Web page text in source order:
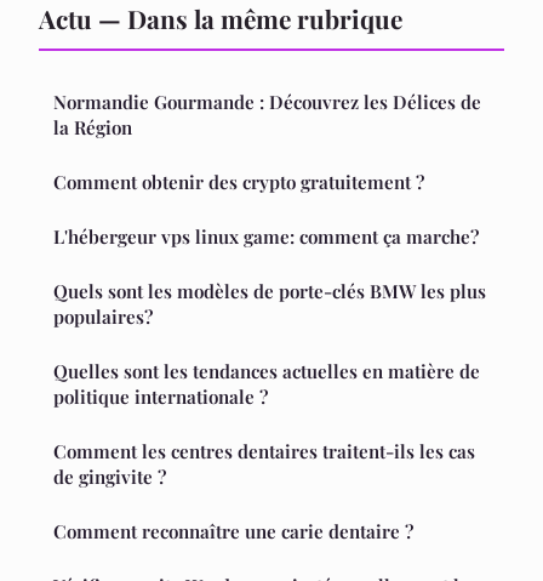
Actu — Dans la même rubrique
Normandie Gourmande : Découvrez les Délices de
la Région
Comment obtenir des crypto gratuitement ?
L'hébergeur vps linux game: comment ça marche?
Quels sont les modèles de porte-clés BMW les plus
populaires?
Quelles sont les tendances actuelles en matière de
politique internationale ?
Comment les centres dentaires traitent-ils les cas
de gingivite ?
Comment reconnaître une carie dentaire ?